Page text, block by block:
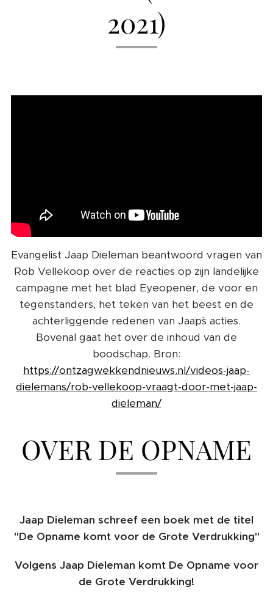
2021)
Evangelist Jaap Dieleman beantwoord vragen van
Rob Vellekoop over de reacties op zijn landelijke
campagne met het blad Eyeopener, de voor en
tegenstanders, het teken van het beest en de
achterliggende redenen van Jaap`s acties.
Bovenal gaat het over de inhoud van de
boodschap. Bron:
https://ontzagwekkendnieuws.nl/videos-jaap-
dielemans/rob-vellekoop-vraagt-door-met-jaap-
dieleman/
OVER DE OPNAME
Jaap Dieleman schreef een boek met de titel
"De Opname komt voor de Grote Verdrukking"
Volgens Jaap Dieleman komt De Opname voor
de Grote Verdrukking!